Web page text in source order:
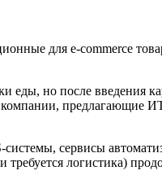
для e-commerce
еды, но после введения
предлагающие
сервисы
требуется логистика)